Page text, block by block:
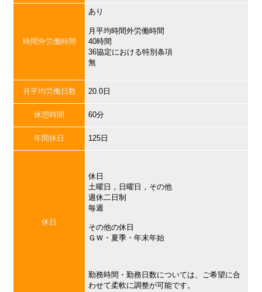
時間外労働時間
あり
月平均時間外労働時間
40時間
36協定における特別条項
無
月平均労働日数 20.0日
休憩時間 60分
年間休日 125日
休日
休日
土曜日，日曜日，その他
週休二日制
毎週
その他の休日
ＧＷ・夏季・年末年始
勤務時間・勤務日数については、ご希望に合
わせて柔軟に調整が可能です。